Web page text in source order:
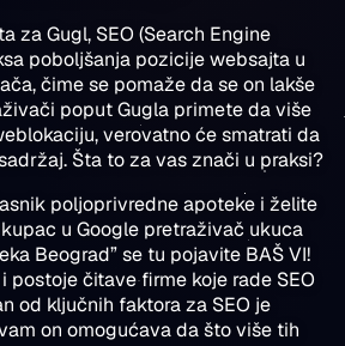
za Gugl, SEO (Search Engine
poboljšanja pozicije websajta u
čime se pomaže da se on lakše
poput Gugla primete da više
verovatno će smatrati da
Šta to za vas znači u praksi?
poljoprivredne apoteke i želite
u Google pretraživač ukuca
Beograd” se tu pojavite BAŠ VI!
postoje čitave firme koje rade SEO
od ključnih faktora za SEO je
on omogućava da što više tih